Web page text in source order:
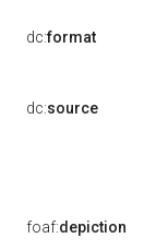
dc:format
dc:source
foaf:depiction